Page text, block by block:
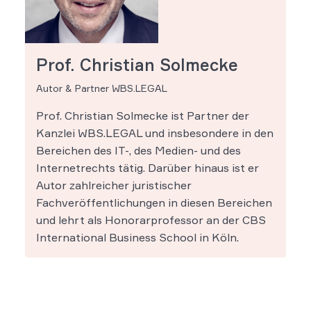
Prof. Christian Solmecke
Autor & Partner WBS.LEGAL
Prof. Christian Solmecke ist Partner der
Kanzlei WBS.LEGAL und insbesondere in den
Bereichen des IT-, des Medien- und des
Internetrechts tätig. Darüber hinaus ist er
Autor zahlreicher juristischer
Fachveröffentlichungen in diesen Bereichen
und lehrt als Honorarprofessor an der CBS
International Business School in Köln.